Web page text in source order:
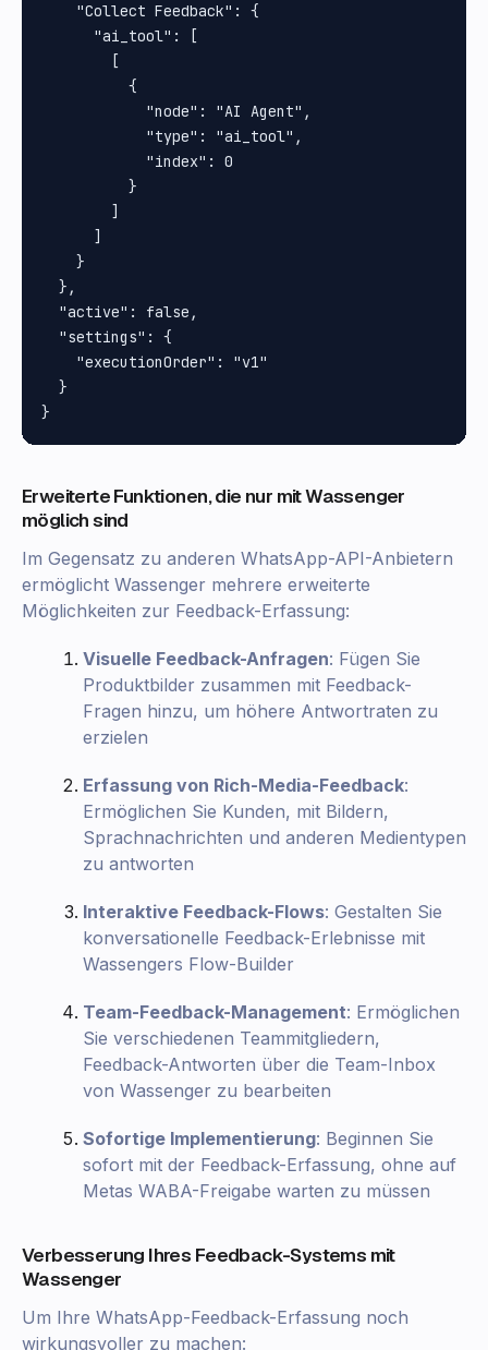
    "Collect Feedback": {
      "ai_tool": [
        [
          {
            "node": "AI Agent",
            "type": "ai_tool",
            "index": 0
          }
        ]
      ]
    }
  },
  "active": false,
  "settings": {
    "executionOrder": "v1"
  }
Erweiterte Funktionen, die nur mit Wassenger
möglich sind
Im Gegensatz zu anderen WhatsApp-API-Anbietern
ermöglicht Wassenger mehrere erweiterte
Möglichkeiten zur Feedback-Erfassung:
Visuelle Feedback-Anfragen: Fügen Sie
Produktbilder zusammen mit Feedback-
Fragen hinzu, um höhere Antwortraten zu
erzielen
Erfassung von Rich-Media-Feedback:
Ermöglichen Sie Kunden, mit Bildern,
Sprachnachrichten und anderen Medientypen
zu antworten
Interaktive Feedback-Flows: Gestalten Sie
konversationelle Feedback-Erlebnisse mit
Wassengers Flow-Builder
Team-Feedback-Management: Ermöglichen
Sie verschiedenen Teammitgliedern,
Feedback-Antworten über die Team-Inbox
von Wassenger zu bearbeiten
Sofortige Implementierung: Beginnen Sie
sofort mit der Feedback-Erfassung, ohne auf
Metas WABA-Freigabe warten zu müssen
Verbesserung Ihres Feedback-Systems mit
Wassenger
Um Ihre WhatsApp-Feedback-Erfassung noch
wirkungsvoller zu machen: